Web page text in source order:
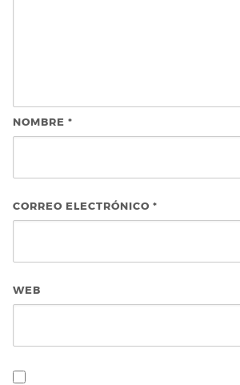
NOMBRE *
CORREO ELECTRÓNICO *
WEB